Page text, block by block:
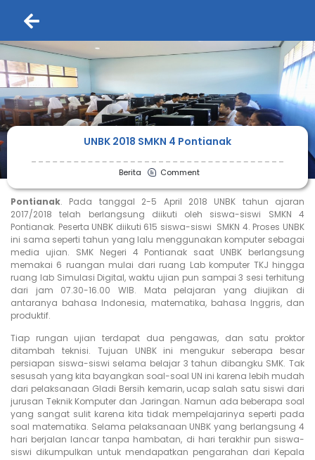
UNBK 2018 SMKN 4 Pontianak
Berita Comment
Pontianak. Pada tanggal 2-5 April 2018 UNBK tahun ajaran
2017/2018 telah berlangsung diikuti oleh siswa-siswi SMKN 4
Pontianak. Peserta UNBK diikuti 615 siswa-siswi SMKN 4. Proses UNBK
ini sama seperti tahun yang lalu menggunakan komputer sebagai
media ujian. SMK Negeri 4 Pontianak saat UNBK berlangsung
memakai 6 ruangan mulai dari ruang Lab komputer TKJ hingga
ruang lab Simulasi Digital, waktu ujian pun sampai 3 sesi terhitung
dari jam 07.30-16.00 WIB. Mata pelajaran yang diujikan di
antaranya bahasa Indonesia, matematika, bahasa Inggris, dan
produktif.
Tiap rungan ujian terdapat dua pengawas, dan satu proktor
ditambah teknisi. Tujuan UNBK ini mengukur seberapa besar
persiapan siswa-siswi selama belajar 3 tahun dibangku SMK. Tak
sesusah yang kita bayangkan soal-soal UN ini karena lebih mudah
dari pelaksanaan Gladi Bersih kemarin, ucap salah satu siswi dari
jurusan Teknik Komputer dan Jaringan. Namun ada beberapa soal
yang sangat sulit karena kita tidak mempelajarinya seperti pada
soal matematika. Selama pelaksanaan UNBK yang berlangsung 4
hari berjalan lancar tanpa hambatan, di hari terakhir pun siswa-
siswi dikumpulkan untuk mendapatkan pengarahan dari Kepala